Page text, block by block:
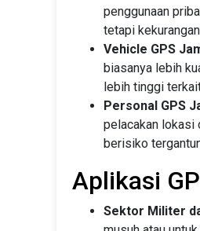
penggunaan
tetapi
Vehicle GPS
biasanya lebih
lebih tinggi
Personal GPS
pelacakan lokasi
berisiko
Aplikasi
Sektor Militer